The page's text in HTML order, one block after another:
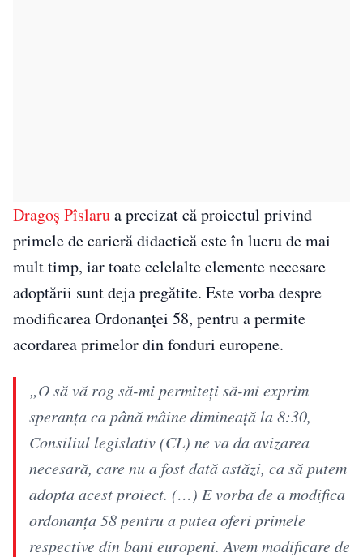
Dragoș Pîslarua precizat că proiectul privind
primele de carieră didactică este în lucru de mai
mult timp, iar toate celelalte elemente necesare
adoptării sunt deja pregătite. Este vorba despre
modificarea Ordonanței 58, pentru a permite
acordarea primelor din fonduri europene.
„O să vă rog să-mi permiteți să-mi exprim
speranța ca până mâine dimineață la 8:30,
Consiliul legislativ (CL) ne va da avizarea
necesară, care nu a fost dată astăzi, ca să putem
adopta acest proiect. (…) E vorba de a modifica
ordonanța 58 pentru a putea oferi primele
respective din bani europeni. Avem modificare de